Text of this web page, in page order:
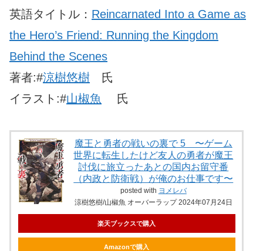
英語タイトル： Reincarnated Into a Game as
the Hero’s Friend: Running the Kingdom
Behind the Scenes
著者:#涼樹悠樹 氏
イラスト:#山椒魚 氏
魔王と勇者の戦いの裏で 5 〜ゲーム
世界に転生したけど友人の勇者が魔王
討伐に旅立ったあとの国内お留守番
（内政と防衛戦）が俺のお仕事です〜
posted with ヨメレバ
涼樹悠樹/山椒魚 オーバーラップ 2024年07月24日
楽天ブックスで購入
Amazonで購入